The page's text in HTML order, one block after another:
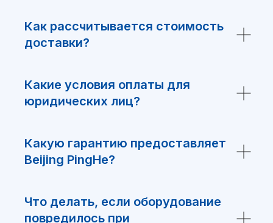
Как рассчитывается стоимость
доставки?
Какие условия оплаты для
юридических лиц?
Какую гарантию предоставляет
Beijing PingHe?
Что делать, если оборудование
повредилось при
Отправить
+7(499)754-79-39
ООО “Интелис” является официальным